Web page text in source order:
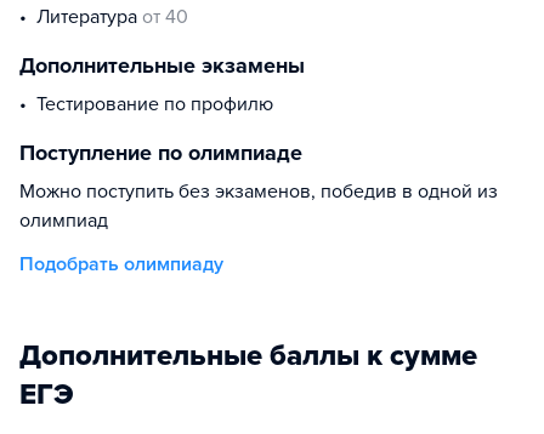
литература от 40
Дополнительные экзамены
тестирование по профилю
Поступление по олимпиаде
Можно поступить без экзаменов, победив в одной из
олимпиад
Подобрать олимпиаду
Дополнительные баллы к сумме
ЕГЭ